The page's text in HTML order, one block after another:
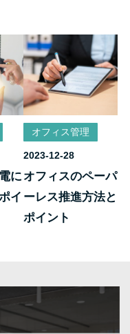
に
イ
オフィス管理
2023-12-28
オフィスのペーパ
ーレス推進方法と
ポイント